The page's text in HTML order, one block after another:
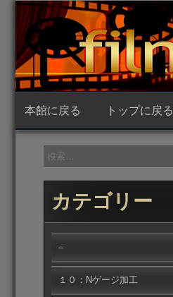
コ
テ
ン
ツ
へ
ス
キ
本館に戻る トップに戻る
検
索:
カテゴリー
–
１０：Nゲージ加工